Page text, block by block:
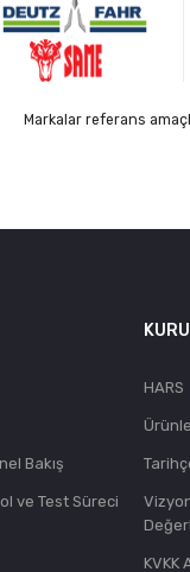
Markalar referans
Bakış
ve Test Süreci
HARS
KVKK